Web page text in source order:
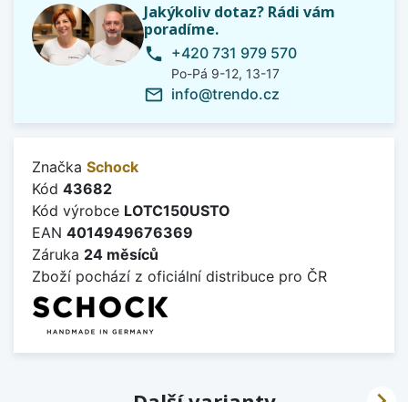
Jakýkoliv dotaz? Rádi vám
poradíme.
phone +420 731 979 570
Po-Pá 9-12, 13-17
mail_outline info@trendo.cz
Značka Schock
Kód 43682
Kód výrobce LOTC150USTO
EAN 4014949676369
Záruka 24 měsíců
Zboží pochází z oficiální distribuce pro ČR